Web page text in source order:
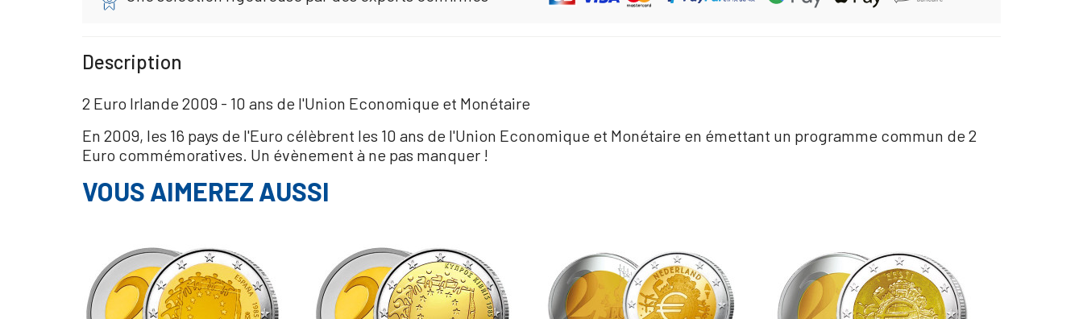
Description
2 Euro Irlande 2009 - 10 ans de l'Union Economique et Monétaire
En 2009, les 16 pays de l'Euro célèbrent les 10 ans de l'Union Economique et Monétaire en émettant un programme commun de 2
Euro commémoratives. Un évènement à ne pas manquer !
VOUS AIMEREZ AUSSI